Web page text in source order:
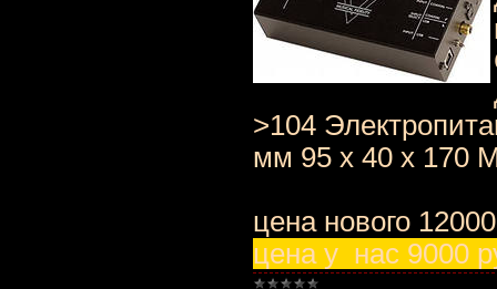
>104
мм 95 х 40 х 170
цена нового 12000
цена у нас 9000